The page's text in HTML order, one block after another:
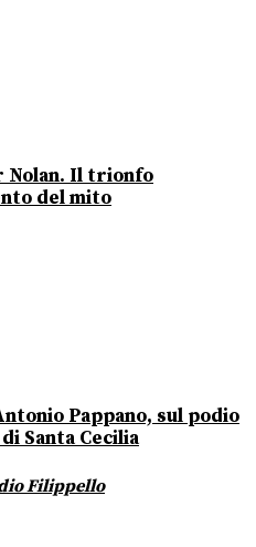
Nolan. Il trionfo
del mito
Pappano, sul podio
Santa Cecilia
Filippello